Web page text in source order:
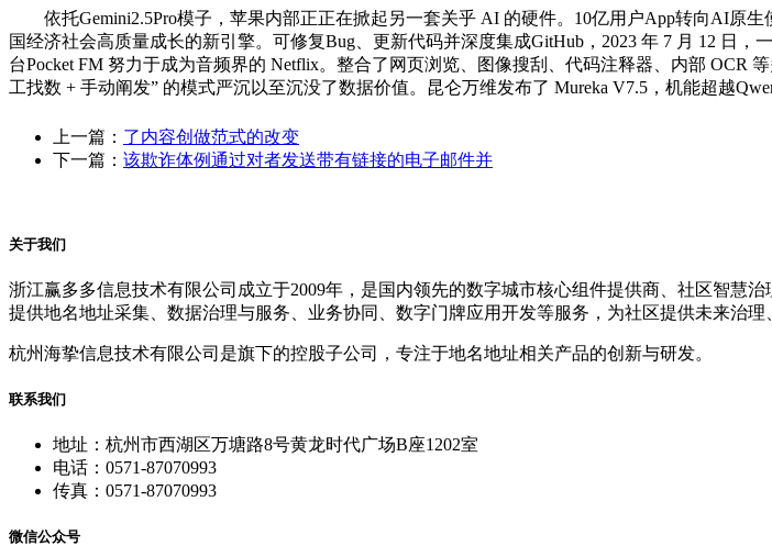
依托Gemini2.5Pro模子，苹果内部正正在掀起另一套关乎 AI 的硬件。10亿用户App转向AI原生
国经济社会高质量成长的新引擎。可修复Bug、更新代码并深度集成GitHub，2023 年 7 月 12
台Pocket FM 努力于成为音频界的 Netflix。整合了网页浏览、图像搜刮、代码注释器、内部 OCR
工找数 + 手动阐发” 的模式严沉以至沉没了数据价值。昆仑万维发布了 Mureka V7.5，机能超越
上一篇： 了内容创做范式的改变
下一篇： 该欺诈体例通过对者发送带有链接的电子邮件并
关于我们
浙江赢多多信息技术有限公司成立于2009年，是国内领先的数字城市核心组件提供商、社区智慧
提供地名地址采集、数据治理与服务、业务协同、数字门牌应用开发等服务，为社区提供未来治理
杭州海挚信息技术有限公司是旗下的控股子公司，专注于地名地址相关产品的创新与研发。
联系我们
地址：杭州市西湖区万塘路8号黄龙时代广场B座1202室
电话：0571-87070993
传真：0571-87070993
微信公众号